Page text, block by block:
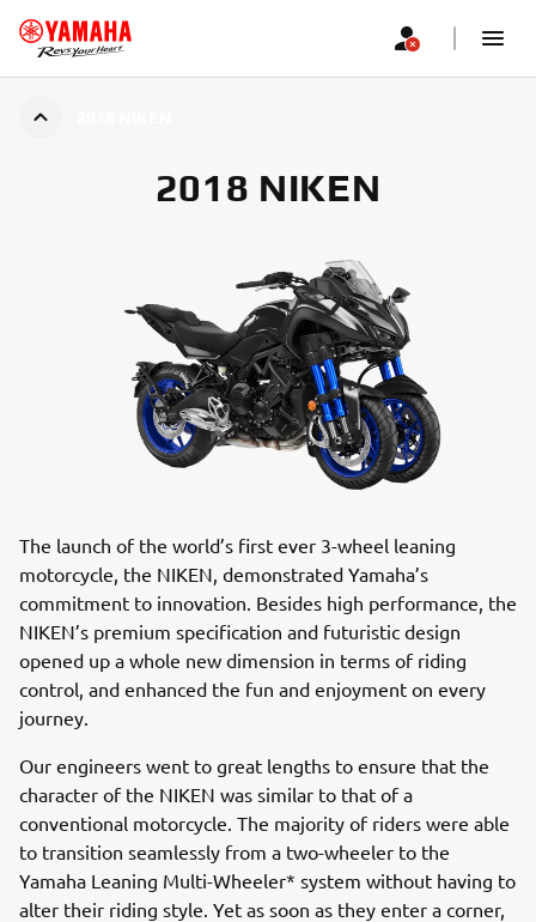
2018 NIKEN
The launch of the world’s first ever 3-wheel leaning
motorcycle, the NIKEN, demonstrated Yamaha’s
commitment to innovation. Besides high performance, the
NIKEN’s premium specification and futuristic design
opened up a whole new dimension in terms of riding
control, and enhanced the fun and enjoyment on every
journey.
Our engineers went to great lengths to ensure that the
character of the NIKEN was similar to that of a
conventional motorcycle. The majority of riders were able
to transition seamlessly from a two-wheeler to the
Yamaha Leaning Multi-Wheeler* system without having to
alter their riding style. Yet as soon as they enter a corner,